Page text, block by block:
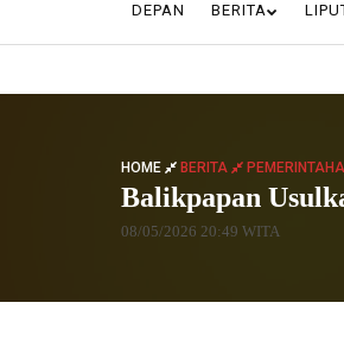
DEPAN BERITA
HOME BERITA
Balikpapan
08/05/2026 20:49 WITA